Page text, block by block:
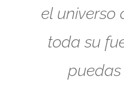
el universo
toda su